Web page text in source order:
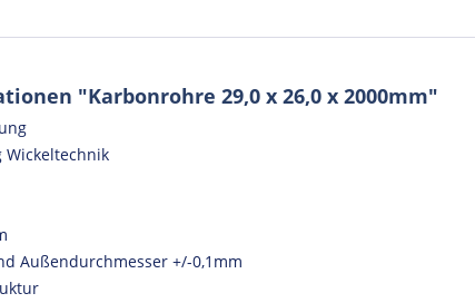
"Karbonrohre 29,0 x 26,0 x 2000mm"
Wickeltechnik
Außendurchmesser +/-0,1mm